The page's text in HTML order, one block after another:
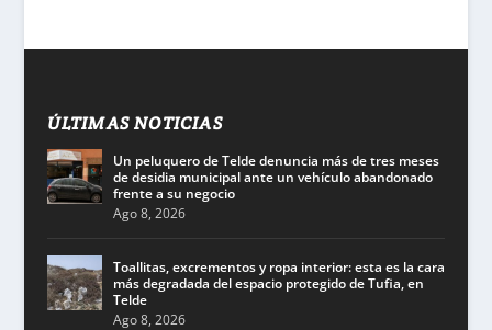
ÚLTIMAS NOTICIAS
Un peluquero de Telde denuncia más de tres meses
de desidia municipal ante un vehículo abandonado
frente a su negocio
Ago 8, 2026
Toallitas, excrementos y ropa interior: esta es la cara
más degradada del espacio protegido de Tufia, en
Telde
Ago 8, 2026